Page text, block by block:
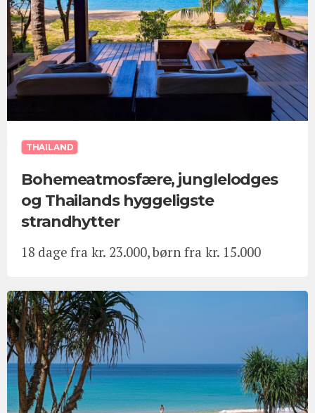
THAILAND
Bohemeatmosfære, junglelodges
og Thailands hyggeligste
strandhytter
18 dage fra kr. 23.000, børn fra kr. 15.000